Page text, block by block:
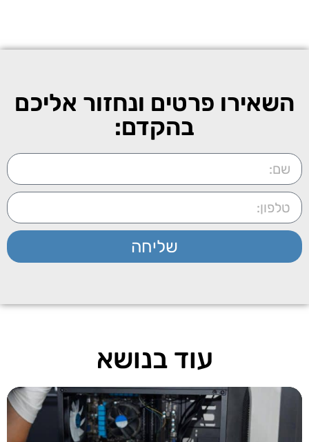
השאירו פרטים ונחזור אליכם
בהקדם:
שליחה
עוד בנושא